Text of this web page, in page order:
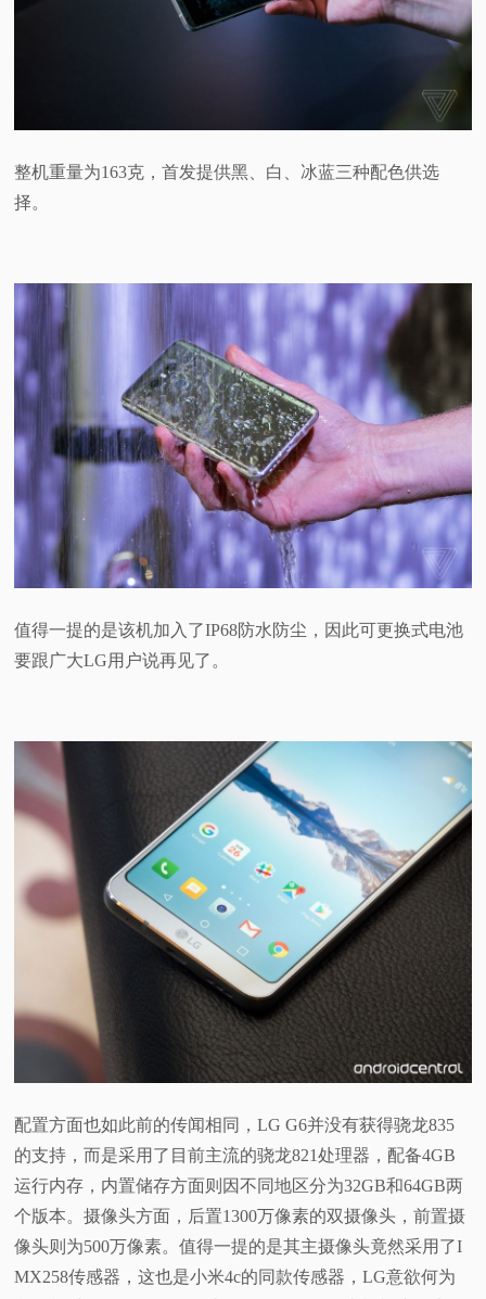
整机重量为163克，首发提供黑、白、冰蓝三种配色供选
择。
值得一提的是该机加入了IP68防水防尘，因此可更换式电池
要跟广大LG用户说再见了。
配置方面也如此前的传闻相同，LG G6并没有获得骁龙835
的支持，而是采用了目前主流的骁龙821处理器，配备4GB
运行内存，内置储存方面则因不同地区分为32GB和64GB两
个版本。摄像头方面，后置1300万像素的双摄像头，前置摄
像头则为500万像素。值得一提的是其主摄像头竟然采用了I
MX258传感器，这也是小米4c的同款传感器，LG意欲何为